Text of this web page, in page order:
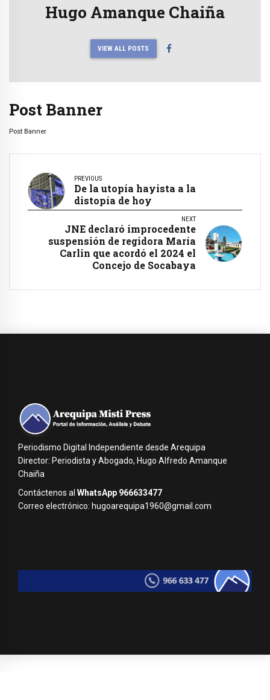
Hugo Amanque Chaiña
VIEW ALL POSTS
Post Banner
Post Banner
PREVIOUS
De la utopía hayista a la
distopía de hoy
NEXT
JNE declaró improcedente
suspensión de regidora María
Carlin que acordó el 2024 el
Concejo de Socabaya
Periodismo Digital Independiente desde Arequipa
Director: Periodista y Abogado, Hugo Alfredo Amanque
Chaiña
Contáctenos al WhatsApp 966633477
Correo electrónico: hugoarequipa1960@gmail.com